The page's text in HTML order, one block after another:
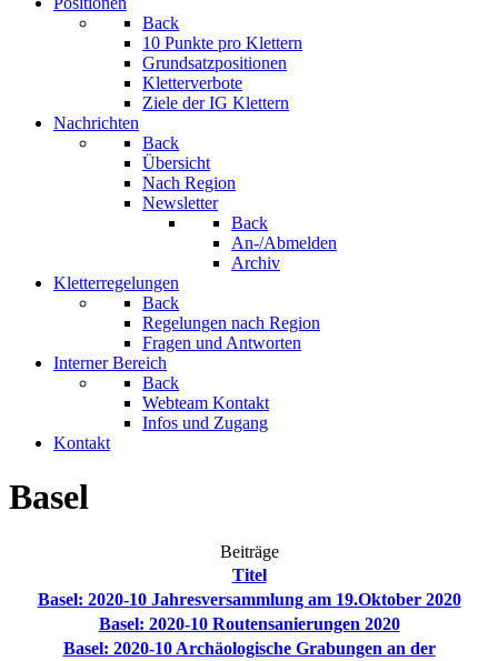
Back
10 Punkte pro Klettern
Grundsatzpositionen
Kletterverbote
Ziele der IG Klettern
Nachrichten
Back
Übersicht
Nach Region
Newsletter
Back
An-/Abmelden
Archiv
Kletterregelungen
Back
Regelungen nach Region
Fragen und Antworten
Interner Bereich
Back
Webteam Kontakt
Infos und Zugang
Kontakt
Basel
Beiträge
Titel
Basel: 2020-10 Jahresversammlung am 19.Oktober 2020
Basel: 2020-10 Routensanierungen 2020
Basel: 2020-10 Archäologische Grabungen an der